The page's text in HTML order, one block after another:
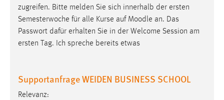
zugreifen. Bitte melden Sie sich innerhalb der ersten
Semesterwoche für alle Kurse auf Moodle an. Das
Passwort dafür erhalten Sie in der Welcome Session am
ersten Tag. Ich spreche bereits etwas
Supportanfrage WEIDEN BUSINESS SCHOOL
Relevanz: